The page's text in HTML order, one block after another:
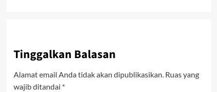
Tinggalkan Balasan
Alamat email Anda tidak akan dipublikasikan. Ruas yang
wajib ditandai *